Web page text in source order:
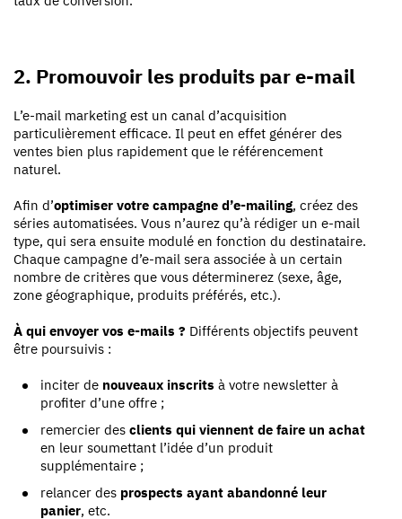
2. Promouvoir les produits par e-mail
L’e-mail marketing est un canal d’acquisition
particulièrement efficace. Il peut en effet générer des
ventes bien plus rapidement que le référencement
naturel.
Afin d’optimiser votre campagne d’e-mailing, créez des
séries automatisées. Vous n’aurez qu’à rédiger un e-mail
type, qui sera ensuite modulé en fonction du destinataire.
Chaque campagne d’e-mail sera associée à un certain
nombre de critères que vous déterminerez (sexe, âge,
zone géographique, produits préférés, etc.).
À qui envoyer vos e-mails ? Différents objectifs peuvent
être poursuivis :
inciter de nouveaux inscrits à votre newsletter à
profiter d’une offre ;
remercier des clients qui viennent de faire un achat
en leur soumettant l’idée d’un produit
supplémentaire ;
relancer des prospects ayant abandonné leur
panier, etc.